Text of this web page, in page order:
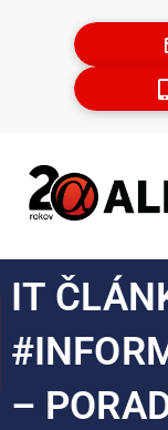
IT
–